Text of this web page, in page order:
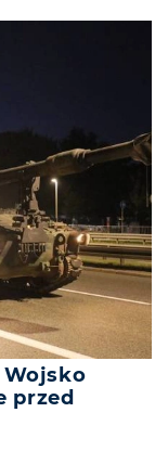
Wojsko
przed